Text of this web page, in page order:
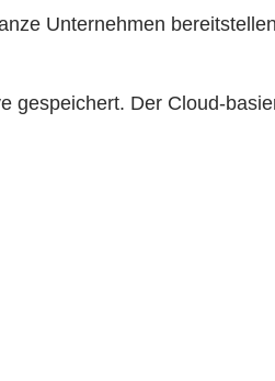
Unternehmen
Der Cloud-